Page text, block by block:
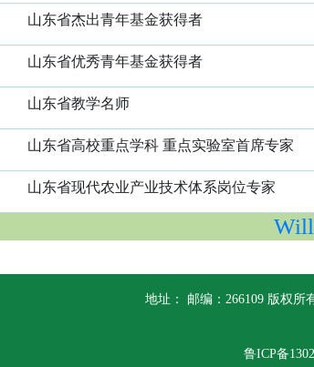
山东省杰出青年基金获得者
山东省优秀青年基金获得者
山东省教学名师
山东省高校重点学科 重点实验室首席专家
山东省现代农业产业技术体系岗位专家
地址： 邮编：266109 版权所
鲁ICP备